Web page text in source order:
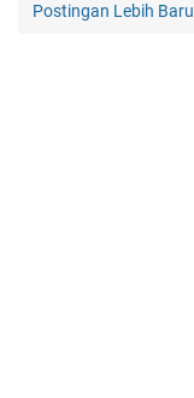
Postingan Lebih Baru